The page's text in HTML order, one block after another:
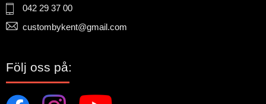
042 29 37 00
custombykent@gmail.com
Följ oss på: